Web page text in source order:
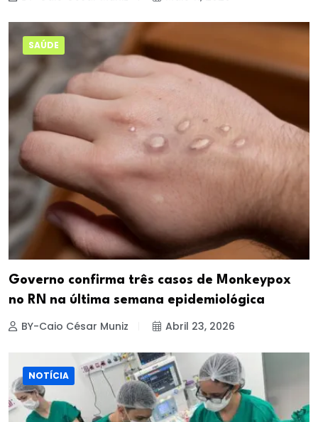
SAÚDE
Governo confirma três casos de Monkeypox
no RN na última semana epidemiológica
BY-Caio César Muniz Abril 23, 2026
NOTÍCIA